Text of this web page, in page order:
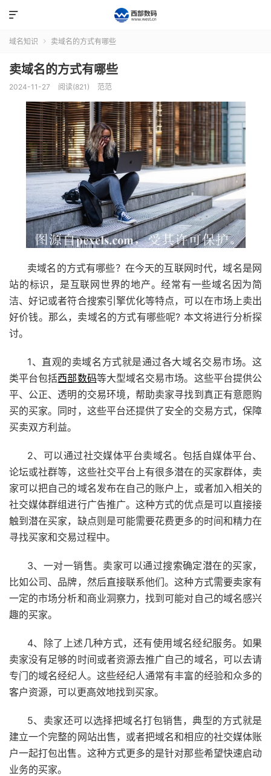

域名知识  卖域名的方式有哪些
卖域名的方式有哪些
2024-11-27 阅读(821) 范范
卖域名的方式有哪些？在今天的互联网时代，域名是网
站的标识，是互联网世界的地产。经常有一些域名因为简
洁、好记或者符合搜索引擎优化等特点，可以在市场上卖出
好价钱。那么，卖域名的方式有哪些呢? 本文将进行分析探
讨。
1、直观的卖域名方式就是通过各大域名交易市场。这
类平台包括西部数码等大型域名交易市场。这些平台提供公
平、公正、透明的交易环境，帮助卖家寻找到真正有意愿购
买的买家。同时，这些平台还提供了安全的交易方式，保障
买卖双方利益。
2、可以通过社交媒体平台卖域名。包括自媒体平台、
论坛或社群等，这些社交平台上有很多潜在的买家群体，卖
家可以把自己的域名发布在自己的账户上，或者加入相关的
社交媒体群组进行广告推广。这种方式的优点是可以直接接
触到潜在买家，缺点则是可能需要花费更多的时间和精力在
寻找买家和交易过程中。
3、一对一销售。卖家可以通过搜索确定潜在的买家，
比如公司、品牌，然后直接联系他们。这种方式需要卖家有
一定的市场分析和商业洞察力，找到可能对自己的域名感兴
趣的买家。
4、除了上述几种方式，还有使用域名经纪服务。如果
卖家没有足够的时间或者资源去推广自己的域名，可以去请
专门的域名经纪人。这些经纪人通常有丰富的经验和众多的
客户资源，可以更高效地找到买家。
5、卖家还可以选择把域名打包销售，典型的方式就是
建立一个完整的网站出售，或者把域名和相应的社交媒体账
户一起打包出售。这种方式更多的是针对那些希望快速启动
业务的买家。